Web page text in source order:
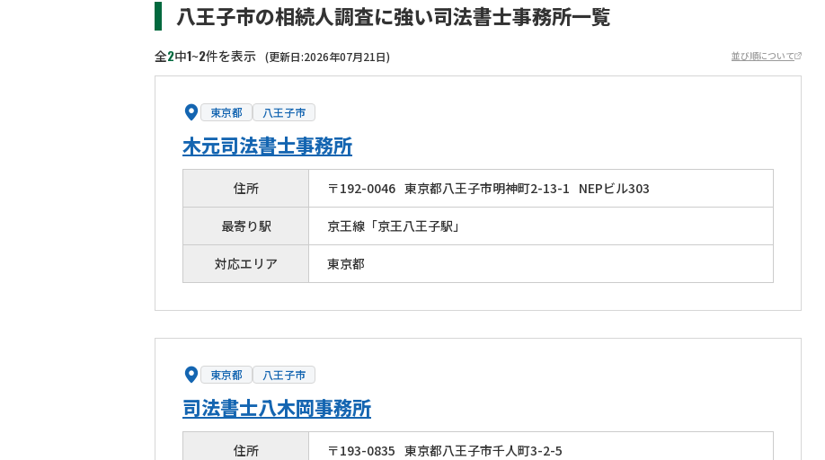
狛江市
東大和市 清瀬市 稲城市
贈与税
生前対策 相続人調査 相続財産調査
八王子市の相続人調査に強い司法書士事務所一覧
全2中1~2件を表示 (更新日:2026年07月21日) 並び順について
東京都 八王子市
木元司法書士事務所
住所 〒192-0046 東京都八王子市明神町2-13-1 NEPビル303
最寄り駅 京王線「京王八王子駅」
対応エリア 東京都
東京都 八王子市
司法書士八木岡事務所
住所 〒193-0835 東京都八王子市千人町3-2-5